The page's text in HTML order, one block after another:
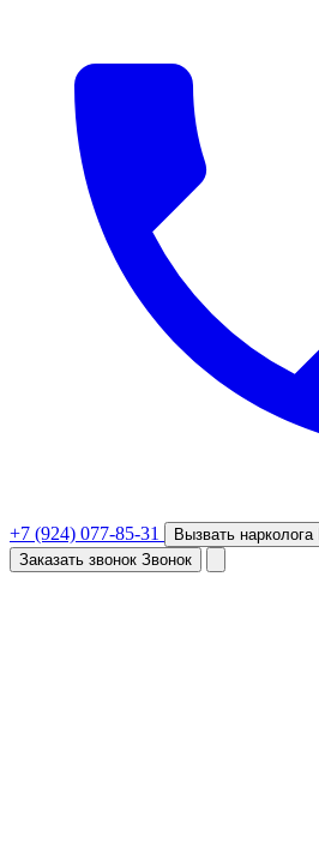
+7 (924) 077-85-31 Вызвать нарколога
Заказать звонок Звонок